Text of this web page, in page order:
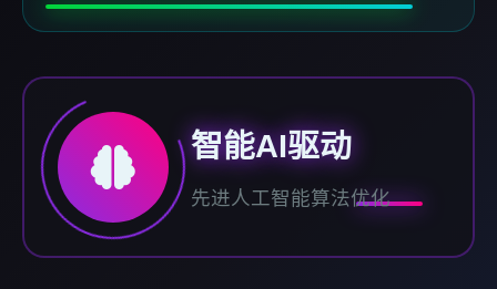
智能AI驱动
先进人工智能算法优化